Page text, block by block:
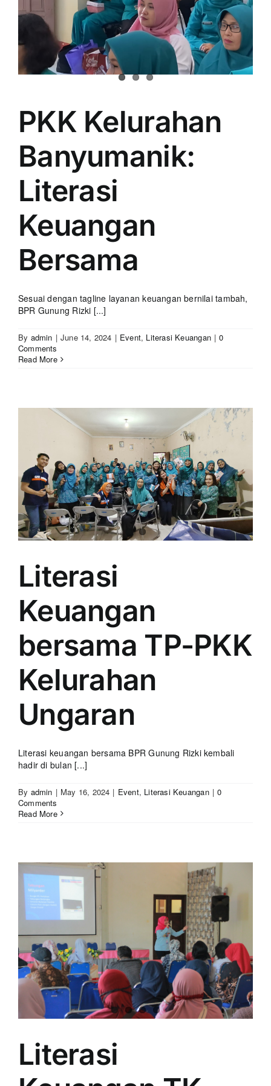
PKK Kelurahan
Banyumanik:
Literasi
Keuangan
Bersama
Sesuai dengan tagline layanan keuangan bernilai tambah,
BPR Gunung Rizki [...]
By admin | June 14, 2024 | Event, Literasi Keuangan | 0
Comments
Read More
Literasi
Keuangan
bersama TP-PKK
Kelurahan
Ungaran
Literasi keuangan bersama BPR Gunung Rizki kembali
hadir di bulan [...]
By admin | May 16, 2024 | Event, Literasi Keuangan | 0
Comments
Read More
Literasi